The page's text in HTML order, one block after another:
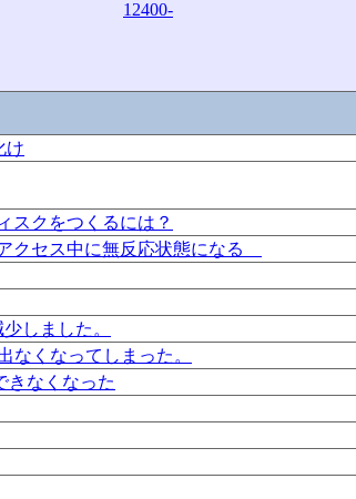
12400-
け
スクをつくるには？
クセス中に無反応状態になる
しました。
なくなってしまった。
きなくなった